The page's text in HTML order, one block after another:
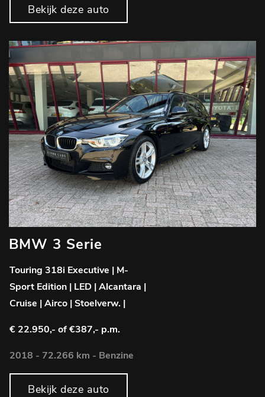
Bekijk deze auto
BMW 3 Serie
Touring 318i Executive | M-
Sport Edition | LED | Alcantara |
Cruise | Airco | Stoelverw. |
€ 22.950,- of €387,- p.m.
2018 - 72.266 km - Benzine
Bekijk deze auto